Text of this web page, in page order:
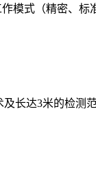
模式（精密、标
长达3米的检测